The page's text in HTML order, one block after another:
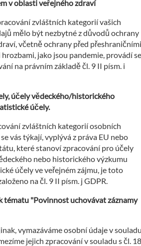
v oblasti veřejného zdraví
zvláštních kategorií vašich
mělo být nezbytné z důvodů ochrany
včetně ochrany před přeshraničními
jako jsou pandemie, provádí se
na právním základě čl. 9 II písm. i
účely vědeckého/historického
účely.
zvláštních kategorií osobních
vás týkají, vyplývá z práva EU nebo
které stanoví zpracování pro účely
nebo historického výzkumu
účely ve veřejném zájmu, je toto
na čl. 9 II písm. j GDPR.
tématu "Povinnost uchovávat záznamy
vymazáváme osobní údaje v
jejich zpracování v souladu s čl. 18